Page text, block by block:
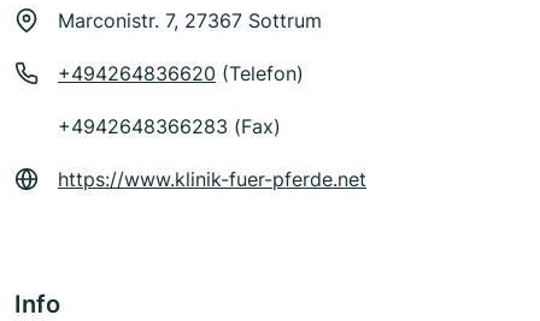
Marconistr. 7, 27367 Sottrum
+494264836620 (Telefon)
+4942648366283 (Fax)
https://www.klinik-fuer-pferde.net
Info